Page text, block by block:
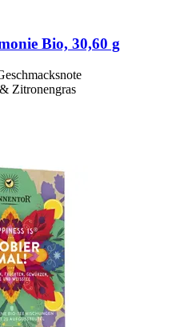
Bio, 30,60 g
Zitronengras